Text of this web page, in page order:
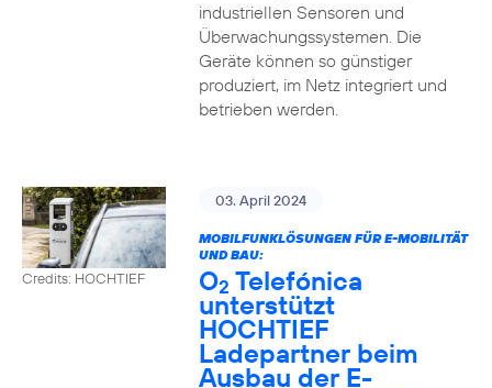
industriellen Sensoren und
Überwachungssystemen. Die
Geräte können so günstiger
produziert, im Netz integriert und
betrieben werden.
Credits: HOCHTIEF
03. April 2024
MOBILFUNKLÖSUNGEN FÜR E-MOBILITÄT
UND BAU:
O2 Telefónica
unterstützt
HOCHTIEF
Ladepartner beim
Ausbau der E-